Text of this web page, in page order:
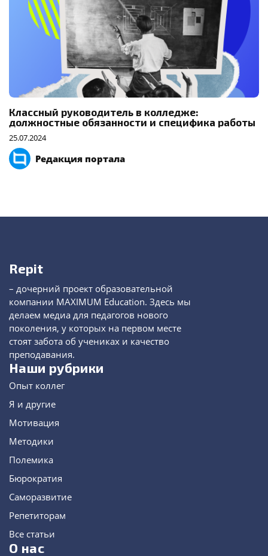
Классный руководитель в колледже:
должностные обязанности и специфика работы
25.07.2024
Редакция портала
Repit
– дочерний проект образовательной
компании MAXIMUM Education. Здесь мы
делаем медиа для педагогов нового
поколения, у которых на первом месте
стоят забота об учениках и качество
преподавания.
Наши рубрики
Опыт коллег
Я и другие
Мотивация
Методики
Полемика
Бюрократия
Саморазвитие
Репетиторам
Все статьи
О нас